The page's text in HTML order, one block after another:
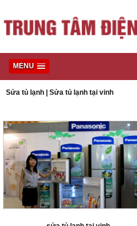
MENU
Sửa tủ lạnh| Sửa tủ lạnh tại vinh